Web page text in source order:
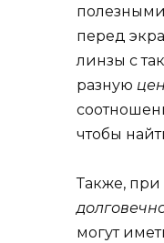
перед
линзы с
разную
чтобы
Также, при
могут